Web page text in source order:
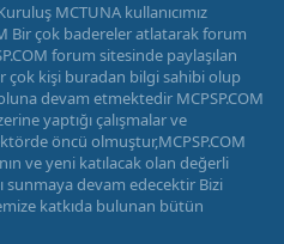
MCTUNA kullanıcımız
Bir çok badereler atlatarak forum
forum sitesinde paylaşılan
çok kişi buradan bilgi sahibi olup
devam etmektedir MCPSP.COM
yaptığı çalışmalar ve
öncü olmuştur,MCPSP.COM
ve yeni katılacak olan değerli
sunmaya devam edecektir Bizi
katkıda bulunan bütün